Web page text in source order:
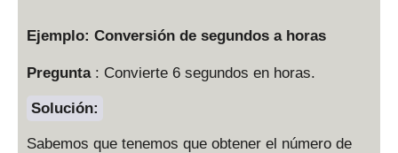
0
}
Ejemplo: Conversión de segundos a horas
Pregunta : Convierte 6 segundos en horas.
Solución:
Sabemos que tenemos que obtener el número de